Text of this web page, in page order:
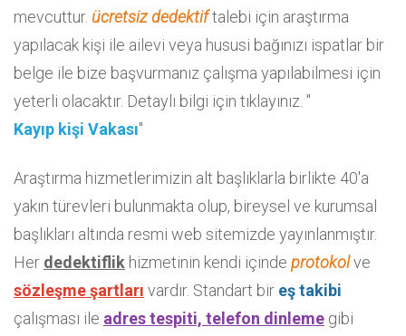
mevcuttur. ücretsiz dedektiftalebi için araştırma
yapılacak kişi ile ailevi veya hususi bağınızı ispatlar bir
belge ile bize başvurmanız çalışma yapılabilmesi için
yeterli olacaktır. Detaylı bilgi için tıklayınız. "
Kayıp kişi Vakası"
Araştırma hizmetlerimizin alt başlıklarla birlikte 40'a
yakın türevleri bulunmakta olup, bireysel ve kurumsal
başlıkları altında resmi web sitemizde yayınlanmıştır.
Her dedektiflik hizmetinin kendi içinde protokolve
sözleşmeşartları vardır. Standart bir eş takibi
çalışması ile adres tespiti, telefon dinleme gibi